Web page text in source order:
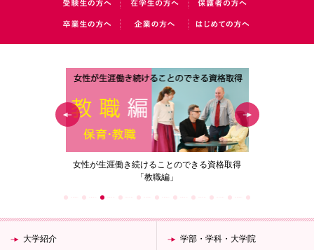
女性が生涯働き続けることのできる資格取得
「教職編」
大学紹介 学部・学科・大学院